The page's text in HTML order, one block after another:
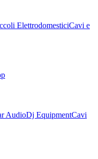
ElettrodomesticiCavi e
AudioDj EquipmentCavi